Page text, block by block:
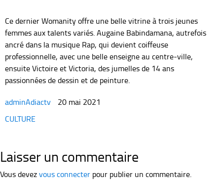
Ce dernier Womanity offre une belle vitrine à trois jeunes
femmes aux talents variés. Augaine Babindamana, autrefois
ancré dans la musique Rap, qui devient coiffeuse
professionnelle, avec une belle enseigne au centre-ville,
ensuite Victoire et Victoria, des jumelles de 14 ans
passionnées de dessin et de peinture.
adminAdiactv
20 mai 2021
Categories
CULTURE
Laisser un commentaire
Vous devezvous connecter pour publier un commentaire.